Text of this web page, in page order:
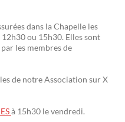
dans la Chapelle les
12h30 ou 15h30. Elles sont
les membres de
de notre Association sur X
à 15h30 le vendredi.